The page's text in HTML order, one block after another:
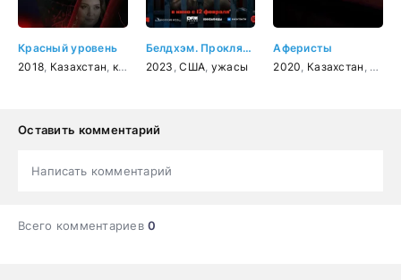
Красный уровень
2018 Казахстан криминал
Белдхэм. Проклятие ведьмы
2023 ,США ужасы
Аферисты
2020 Казахстан
Оставить комментарий
Написать комментарий
Всего комментариев0